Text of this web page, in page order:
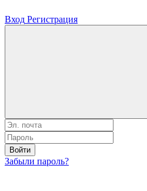
Вход Регистрация
Войти
Забыли пароль?